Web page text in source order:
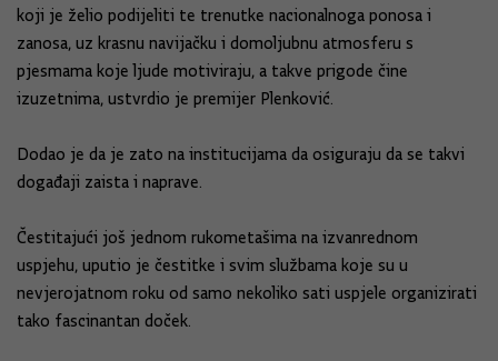
koji je želio podijeliti te trenutke nacionalnoga ponosa i
zanosa, uz krasnu navijačku i domoljubnu atmosferu s
pjesmama koje ljude motiviraju, a takve prigode čine
izuzetnima, ustvrdio je premijer Plenković.
Dodao je da je zato na institucijama da osiguraju da se takvi
događaji zaista i naprave.
Čestitajući još jednom rukometašima na izvanrednom
uspjehu, uputio je čestitke i svim službama koje su u
nevjerojatnom roku od samo nekoliko sati uspjele organizirati
tako fascinantan doček.